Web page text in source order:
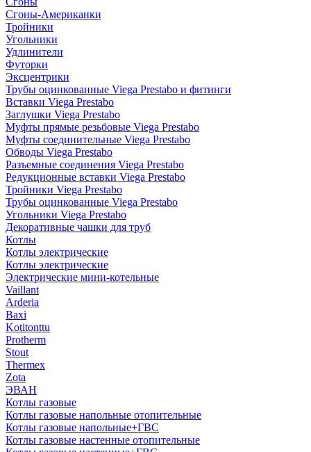
Сгоны-Американки
Тройники
Угольники
Удлинители
Футорки
Эксцентрики
Трубы оцинкованные Viega Prestabo и фитинги
Вставки Viega Prestabo
Заглушки Viega Prestabo
Муфты прямые резьбовые Viega Prestabo
Муфты соединительные Viega Prestabo
Обводы Viega Prestabo
Разъемные соединения Viega Prestabo
Редукционные вставки Viega Prestabo
Тройники Viega Prestabo
Трубы оцинкованные Viega Prestabo
Угольники Viega Prestabo
Декоративные чашки для труб
Котлы
Котлы электрические
Котлы электрические
Электрические мини-котельные
Vaillant
Arderia
Baxi
Kotitonttu
Protherm
Stout
Thermex
Zota
ЭВАН
Котлы газовые
Котлы газовые напольные отопительные
Котлы газовые напольные+ГВС
Котлы газовые настенные отопительные